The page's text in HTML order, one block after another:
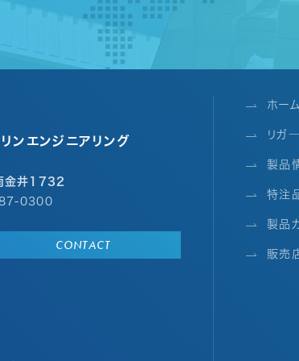
ンエンジニアリング
金井1732
0300
CONTACT
ホーム
リガ
製品
特注
製品
販売